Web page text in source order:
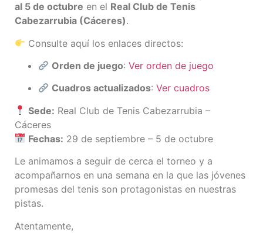
al 5 de octubre en el Real Club de Tenis
Cabezarrubia (Cáceres).
Consulte aquí los enlaces directos:
Orden de juego:Ver orden de juego
Cuadros actualizados:Ver cuadros
Sede: Real Club de Tenis Cabezarrubia –
Cáceres
Fechas: 29 de septiembre – 5 de octubre
Le animamos a seguir de cerca el torneo y a
acompañarnos en una semana en la que las jóvenes
promesas del tenis son protagonistas en nuestras
pistas.
Atentamente,